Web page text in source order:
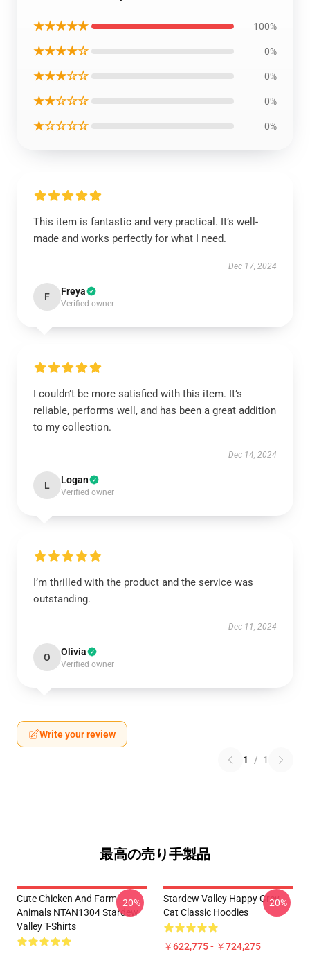
★★★★★ 100%
★★★★☆ 0%
★★★☆☆ 0%
★★☆☆☆ 0%
★☆☆☆☆ 0%
This item is fantastic and very practical. It’s well-
made and works perfectly for what I need.
Dec 17, 2024
F Freya
Verified owner
I couldn’t be more satisfied with this item. It’s
reliable, performs well, and has been a great addition
to my collection.
Dec 14, 2024
L Logan
Verified owner
I’m thrilled with the product and the service was
outstanding.
Dec 11, 2024
O Olivia
Verified owner
Write your review
1 / 1
最高の売り手製品
Cute Chicken And Farm
Animals NTAN1304 Stardew
Valley T-Shirts
-20%
Stardew Valley Happy Grey
Cat Classic Hoodies
￥622,775 - ￥724,275
-20%